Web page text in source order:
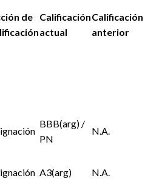
de
Calificación
actual
Calificación
anterior
BBB(arg) /
PN
N.A.
A3(arg) N.A.